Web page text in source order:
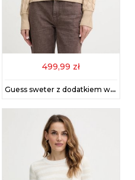
499,99 zł
Guess sweter z dodatkiem wełny ELSA damski kolor beżowy z golfem W5BR30 Z1192